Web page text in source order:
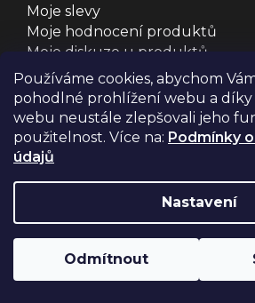
Používáme cookies, abychom
pohodlné prohlížení webu a díky
webu neustále zlepšovali jeho
použitelnost. Více na: Podmínky
údajů
Nastavení
Odmítnout
Moje slevy
Moje hodnocení produktů
Moje diskuze u produktů
Shoptet s ❤️
vyhrazena.Upravit